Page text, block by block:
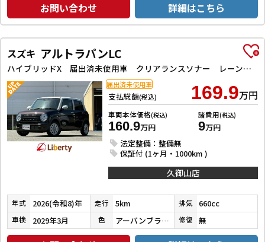
お問い合わせ 詳細はこちら
スズキ アルトラパンLC
ハイブリッドX 届出済未使用車 クリアランスソナー レーンアシスト 衝突被害軽減システム オートライト LEDヘッドランプ スマートキー アイドリングストップ 電動格納ミラー シートヒーター ベンチシート CVT
支払総額(税込) 169.9万円
車両本体価格(税込)
160.9万円
諸費用(税込)
9万円
法定整備：整備無
保証付 (1ヶ月・1000km )
届出済未使用車
久御山店
年式 2026(令和8)年 走行 5km 排気 660cc
車検 2029年3月 色 アーバンブラウンパールメタリック／ソフトベージュメタリック 修復 無